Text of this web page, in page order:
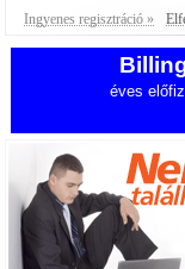
Ingyenes regisztráció »
éves